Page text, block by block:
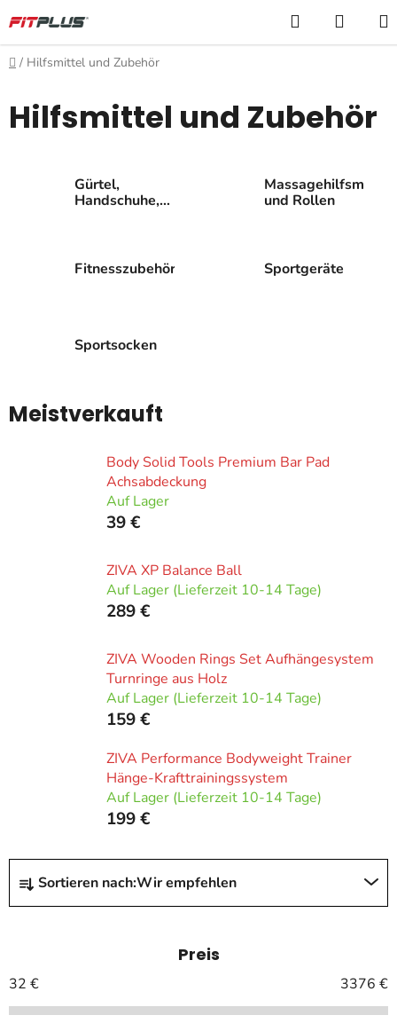
Inhalt
springen
Suchen
Startseite
/ Hilfsmittel und Zubehör
Hilfsmittel und Zubehör
Gürtel,
Handschuhe,
Massagehilfsmittel
und Rollen
Fitnesszubehör Sportgeräte
Sportsocken
Meistverkauft
Body Solid Tools Premium Bar Pad
Achsabdeckung
Auf Lager
39 €
ZIVA XP Balance Ball
Auf Lager (Lieferzeit 10-14 Tage)
289 €
ZIVA Wooden Rings Set Aufhängesystem
Turnringe aus Holz
Auf Lager (Lieferzeit 10-14 Tage)
159 €
ZIVA Performance Bodyweight Trainer
Hänge-Krafttrainingssystem
Auf Lager (Lieferzeit 10-14 Tage)
199 €
P
o
k
t
Sortieren nach:Wir empfehlen
Preis
32 € 3376 €